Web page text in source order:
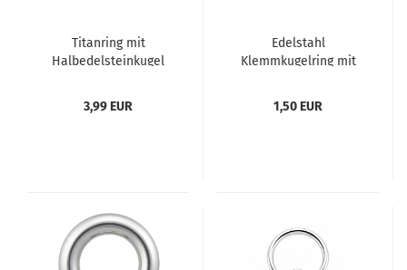
Titanring mit
Halbedelsteinkugel
3,99 EUR
Edelstahl
Klemmkugelring mit
1,50 EUR